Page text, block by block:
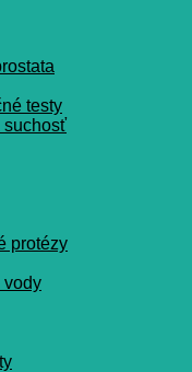
testy
suchosť
protézy
vody